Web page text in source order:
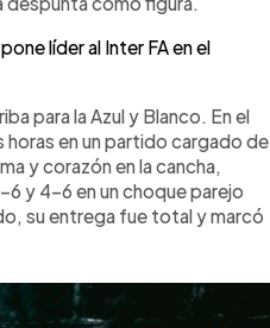
líder al Inter FA en el
para la Azul y Blanco. En el
horas en un partido cargado de
y corazón en la cancha,
y 4-6 en un choque parejo
su entrega fue total y marcó